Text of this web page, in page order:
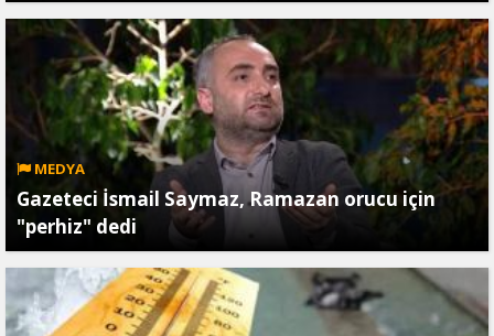
MEDYA
Gazeteci İsmail Saymaz, Ramazan orucu için
"perhiz" dedi